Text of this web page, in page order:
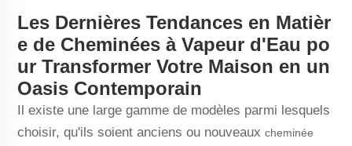
Les Dernières Tendances en Matièr
e de Cheminées à Vapeur d'Eau po
ur Transformer Votre Maison en un
Oasis Contemporain
Il existe une large gamme de modèles parmi lesquels
choisir, qu'ils soient anciens ou nouveaux cheminée